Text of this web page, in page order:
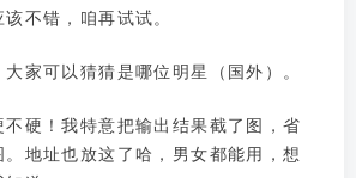
不错，咱再试试。
家可以猜猜是哪位明星（国外）。
硬！我特意把输出结果截了图，省
地址也放这了哈，男女都能用，想